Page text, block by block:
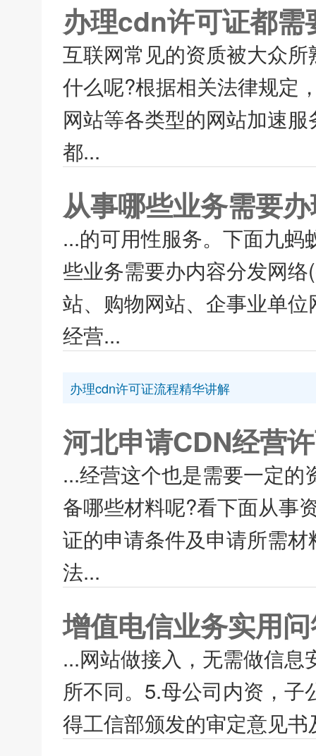
办理cdn许可证都需
互联网常见的资质被大众
什么呢?根据相关法律规定
网站等各类型的网站加速
都...
从事哪些业务需要
...的可用性服务。下面九
些业务需要办内容分发网
站、购物网站、企事业单
经营...
办理cdn许可证流程精华讲解
河北申请CDN经营
...经营这个也是需要一定
备哪些材料呢?看下面从事
证的申请条件及申请所需
法...
增值电信业务实用
...网站做接入，无需做信
所不同。5.母公司内资，
得工信部颁发的审定意见